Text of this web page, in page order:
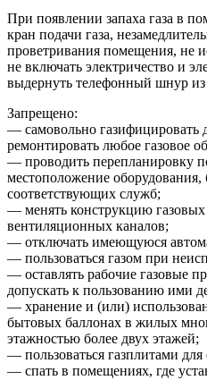
При появлении запаха газа в
кран подачи газа,
проветривания помещения, не
не включать электричество и
выдернуть телефонный шнур из
Запрещено:
— самовольно газифицировать
ремонтировать любое газовое
— проводить перепланировку
местоположение оборудования,
соответствующих служб;
— менять конструкцию
вентиляционных каналов;
— отключать имеющуюся
— пользоваться газом при
— оставлять рабочие газовые
допускать к пользованию ими
— хранение и (или)
бытовых баллонах в жилых
этажностью более двух этажей;
— пользоваться газплитами
— спать в помещениях, где